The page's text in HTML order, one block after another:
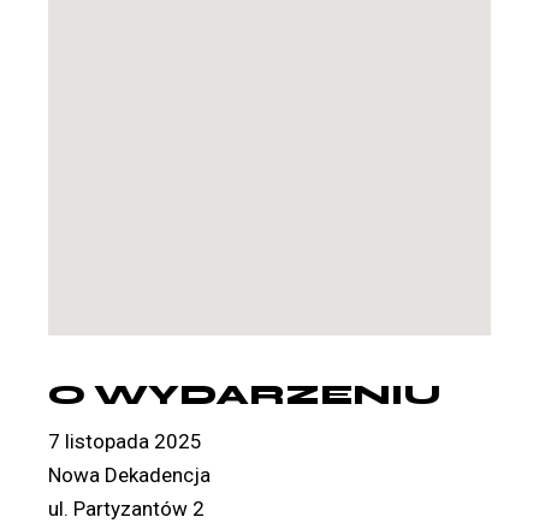
O WYDARZENIU
7 listopada 2025
Nowa Dekadencja
ul. Partyzantów 2